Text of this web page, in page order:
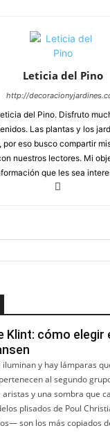
Leticia del Pino
http://
del Pino. Disfruto
Las plantas y los
por eso busco compartir
nuestros lectores. Mi
que les sea
Klint: cómo elegir
y hay lámparas
al segundo
aristas y una sombra que
plisados de Poul
son los más copiados